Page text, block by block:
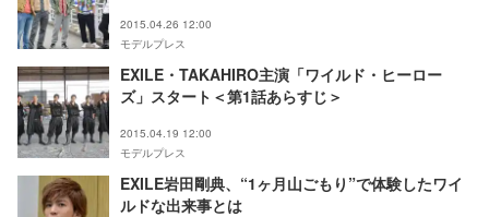
2015.04.26 12:00
モデルプレス
EXILE・TAKAHIRO主演「ワイルド・ヒーロー
ズ」スタート＜第1話あらすじ＞
2015.04.19 12:00
モデルプレス
EXILE岩田剛典、“1ヶ月山ごもり”で体験したワイ
ルドな出来事とは